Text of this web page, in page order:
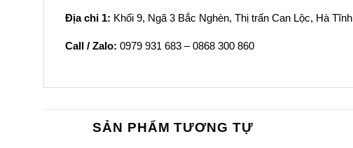
Địa chỉ 1: Khối 9, Ngã 3 Bắc Nghèn, Thị trấn Can Lộc, Hà Tĩnh
Call / Zalo: 0979 931 683 – 0868 300 860
SẢN PHẨM TƯƠNG TỰ